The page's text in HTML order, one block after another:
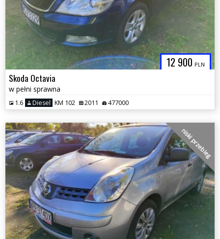
12 900 PLN
Skoda Octavia
w pełni sprawna
1.6 Diesel KM 102 2011 477000
niski przebieg